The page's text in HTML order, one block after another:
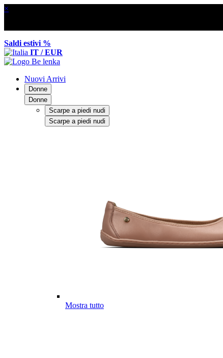
×
Saldi estivi %
IT / EUR
Nuovi Arrivi
Donne
Donne
Scarpe a piedi nudi
Scarpe a piedi nudi
Mostra tutto